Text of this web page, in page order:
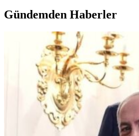
Gündemden Haberler